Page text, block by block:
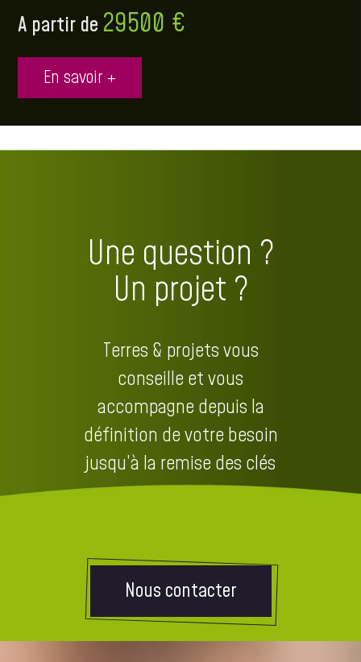
A partir de 29500 €
En savoir +
Une question ?
Un projet ?
Terres & projets vous
conseille et vous
accompagne depuis la
définition de votre besoin
jusqu’à la remise des clés
Nous contacter